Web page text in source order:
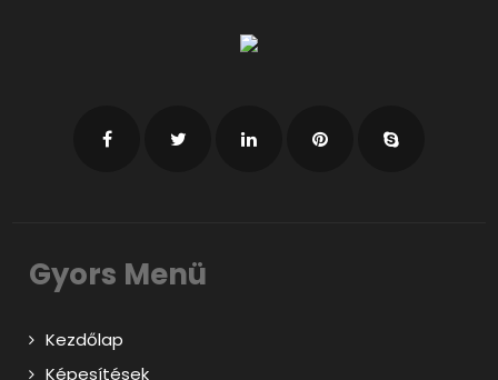
Gyors Menü
Kezdőlap
Képesítések